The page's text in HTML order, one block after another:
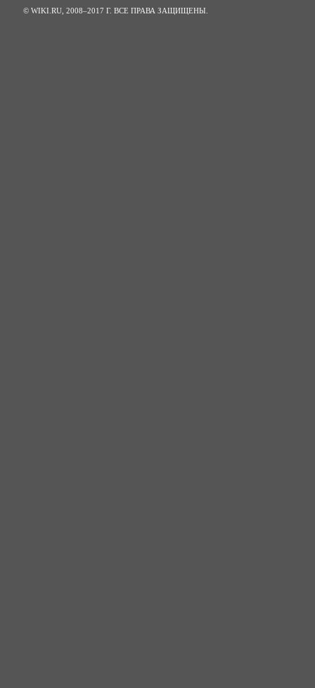
© WIKI.RU, 2008–2017 Г. ВСЕ ПРАВА ЗАЩИЩЕНЫ.